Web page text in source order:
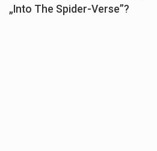
„Into The Spider-Verse”?